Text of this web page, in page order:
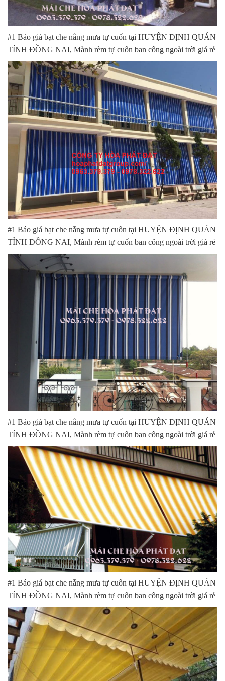
#1 Báo giá bạt che nắng mưa tự cuốn tại HUYỆN ĐỊNH QUÁN
TỈNH ĐỒNG NAI, Mành rèm tự cuốn ban công ngoài trời giá rẻ
#1 Báo giá bạt che nắng mưa tự cuốn tại HUYỆN ĐỊNH QUÁN
TỈNH ĐỒNG NAI, Mành rèm tự cuốn ban công ngoài trời giá rẻ
#1 Báo giá bạt che nắng mưa tự cuốn tại HUYỆN ĐỊNH QUÁN
TỈNH ĐỒNG NAI, Mành rèm tự cuốn ban công ngoài trời giá rẻ
#1 Báo giá bạt che nắng mưa tự cuốn tại HUYỆN ĐỊNH QUÁN
TỈNH ĐỒNG NAI, Mành rèm tự cuốn ban công ngoài trời giá rẻ